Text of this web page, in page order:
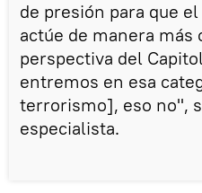
de presión para que
actúe de manera
perspectiva del
entremos en esa
terrorismo], eso no",
especialista.